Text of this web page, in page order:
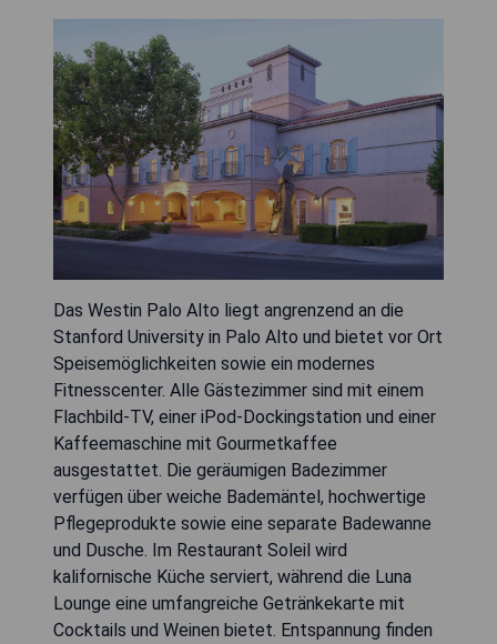
Das Westin Palo Alto liegt angrenzend an die
Stanford University in Palo Alto und bietet vor Ort
Speisemöglichkeiten sowie ein modernes
Fitnesscenter. Alle Gästezimmer sind mit einem
Flachbild-TV, einer iPod-Dockingstation und einer
Kaffeemaschine mit Gourmetkaffee
ausgestattet. Die geräumigen Badezimmer
verfügen über weiche Bademäntel, hochwertige
Pflegeprodukte sowie eine separate Badewanne
und Dusche. Im Restaurant Soleil wird
kalifornische Küche serviert, während die Luna
Lounge eine umfangreiche Getränkekarte mit
Cocktails und Weinen bietet. Entspannung finden